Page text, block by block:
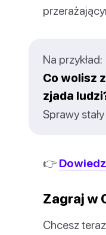
Na przykład:
Co wolisz
zjada
Sprawy
👉
Zagraj w
Chcesz